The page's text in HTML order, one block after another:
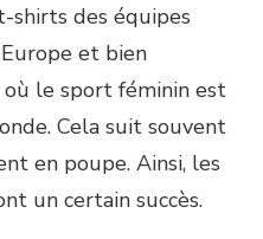
shirts des équipes
et bien
le sport féminin est
Cela suit souvent
en poupe. Ainsi, les
un certain succès.